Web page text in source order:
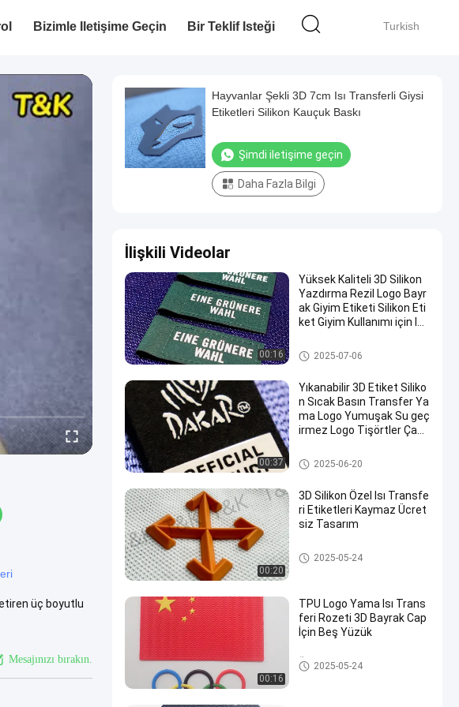
Turkish
Bizimle Iletişime Geçin Bir Teklif Isteği
üç boyutlu
Mesajınızı bırakın.
Hayvanlar Şekli 3D 7cm Isı Transferli Giysi
Etiketleri Silikon Kauçuk Baskı
Şimdi iletişime geçin
Daha Fazla Bilgi
İlişkili Videolar
00:16
Yüksek Kaliteli 3D Silikon
Yazdırma Rezil Logo Bayr
ak Giyim Etiketi Silikon Eti
ket Giyim Kullanımı için Isı
Silikon Isı Transferi Etiketleri
2025-07-06
00:37
Yıkanabilir 3D Etiket Siliko
n Sıcak Basın Transfer Ya
ma Logo Yumuşak Su geç
irmez Logo Tişörtler Çant
Silikon Isı Transferi Etiketleri
2025-06-20
00:20
3D Silikon Özel Isı Transfe
ri Etiketleri Kaymaz Ücret
siz Tasarım
Silikon Isı Transferi Etiketleri
2025-05-24
00:16
TPU Logo Yama Isı Trans
feri Rozeti 3D Bayrak Cap
İçin Beş Yüzük
Özel Giysi Yamaları
2025-05-24